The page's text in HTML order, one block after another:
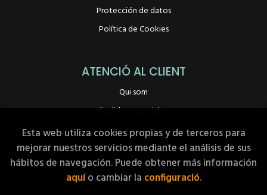
Protección de datos
Política de Cookies
ATENCIÓ AL CLIENT
Qui som
Pedidos especiales
Llibreria A Peu de Pàgina . Tots els Drets Reservats |
Grupo Trevenque
Esta web utiliza cookies propias y de terceros para
mejorar nuestros servicios mediante el análisis de sus
hábitos de navegación. Puede obtener más información
aquío cambiar la configuració.